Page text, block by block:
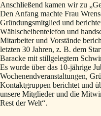
Anschließend kamen wir zu
Den Anfang machte Frau
Gründungsmitglied und
Wählscheibentelefon und
Mitarbeiter und Vorstände
letzten 30 Jahren, z. B. dem
Baracke mit stillgelegtem
Es wurde über das 10-jährige
Wochenendveranstaltungen,
Kontaktgruppen berichtet und
unsere Mitglieder und die
Rest der Welt“.